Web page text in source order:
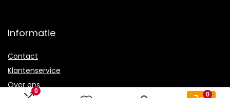
0
0
Informatie
Contact
Klantenservice
Over ons